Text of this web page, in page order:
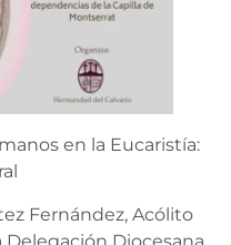
en la Eucaristía:
Fernández, Acólito